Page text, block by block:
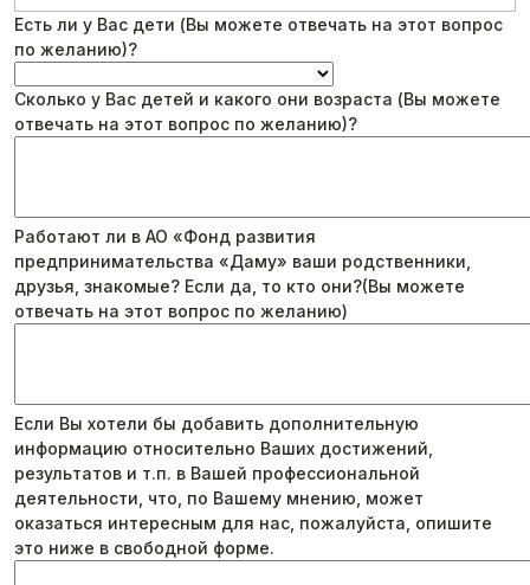
Есть ли у Вас дети (Вы можете отвечать на этот вопрос
по желанию)?
Сколько у Вас детей и какого они возраста (Вы можете
отвечать на этот вопрос по желанию)?
Работают ли в АО «Фонд развития
предпринимательства «Даму» ваши родственники,
друзья, знакомые? Если да, то кто они?(Вы можете
отвечать на этот вопрос по желанию)
Если Вы хотели бы добавить дополнительную
информацию относительно Ваших достижений,
результатов и т.п. в Вашей профессиональной
деятельности, что, по Вашему мнению, может
оказаться интересным для нас, пожалуйста, опишите
это ниже в свободной форме.